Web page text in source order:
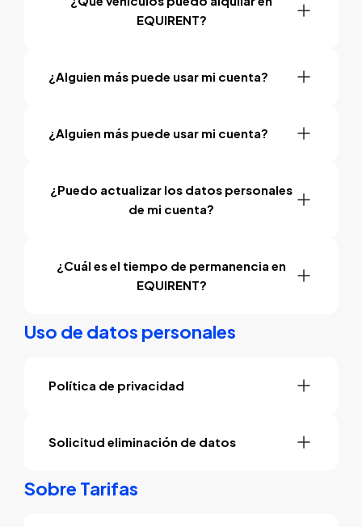
EQUIRENT?
¿Alguien más puede usar mi cuenta?
¿Alguien más puede usar mi cuenta?
¿Puedo actualizar los datos personales
de mi cuenta?
¿Cuál es el tiempo de permanencia en
EQUIRENT?
Uso de datos personales
Política de privacidad
Solicitud eliminación de datos
Sobre Tarifas